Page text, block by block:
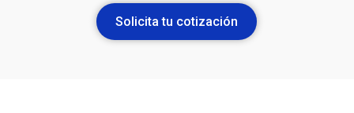
Solicita tu cotización